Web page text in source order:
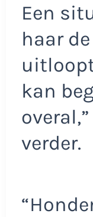
Een
haar
kan
verder.